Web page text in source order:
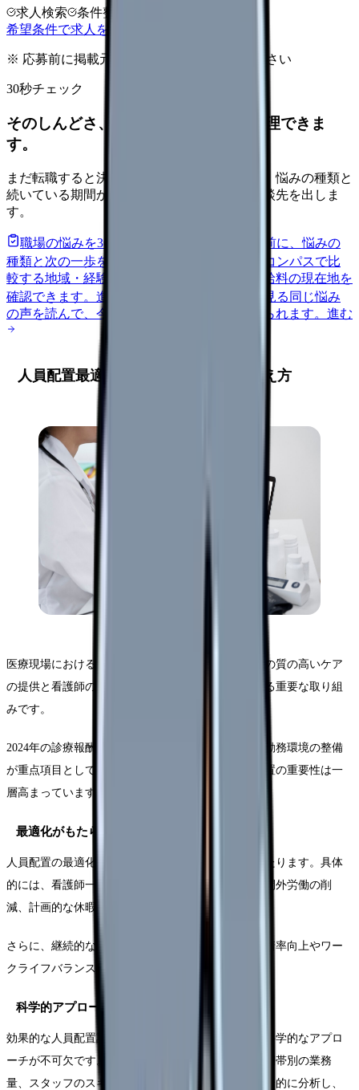
求人検索 条件整理
希望条件で求人を探す
※ 応募前に掲載元の最新情報を確認してください
30秒チェック
そのしんどさ、転職すべきサインか整理できま
す。
まだ転職すると決めていなくても大丈夫です。悩みの種類と
続いている期間から、次に見るべき記事と相談先を出しま
す。
職場の悩みを30秒で診断
辞めるべきか迷う前に、悩みの
種類と次の一歩を整理します。
給料コンパスで比
較する地域・経験年数・施設形態から、今の給料の現在地を
確認できます。 進む 匿名掲示板で本音を見る 同じ悩み
の声を読んで、今の職場だけの問題か確かめられます。 進む
人員配置最適化の重要性と基本的な考え方
医療現場における人員配置の最適化は、患者さんへの質の高いケア
の提供と看護師の働きやすい環境づくりを両立させる重要な取り組
みです。
2024年の診療報酬改定でも、看護職員の処遇改善と勤務環境の整備
が重点項目として挙げられており、効率的な人員配置の重要性は一
層高まっています。
最適化がもたらす具体的な効果
人員配置の最適化によって得られる効果は多岐にわたります。具体
的には、看護師一人あたりの業務負担の平準化、時間外労働の削
減、計画的な休暇取得の実現などが挙げられます。
さらに、継続的な改善活動を通じて、スタッフの定着率向上やワー
クライフバランスの改善にもつながっています。
科学的アプローチの必要性
効果的な人員配置計画の立案には、データに基づく科学的なアプロ
ーチが不可欠です。患者の重症度や看護必要度、時間帯別の業務
量、スタッフのスキルレベルなど、様々な要因を総合的に分析し、